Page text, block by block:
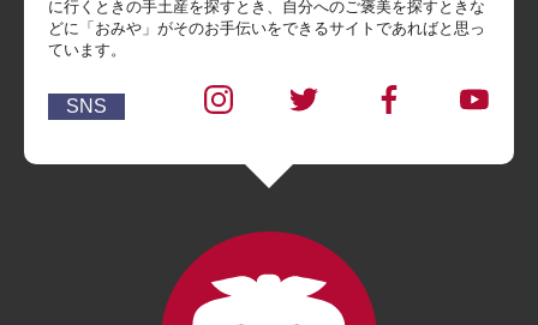
に行くときの手土産を探すとき、自分へのご褒美を探すときな
どに「おみや」がそのお手伝いをできるサイトであればと思っ
ています。
SNS